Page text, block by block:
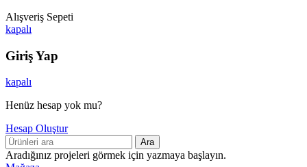
Alışveriş Sepeti
kapalı
Giriş Yap
kapalı
Henüz hesap yok mu?
Hesap Oluştur
Ara
Aradığınız projeleri görmek için yazmaya başlayın.